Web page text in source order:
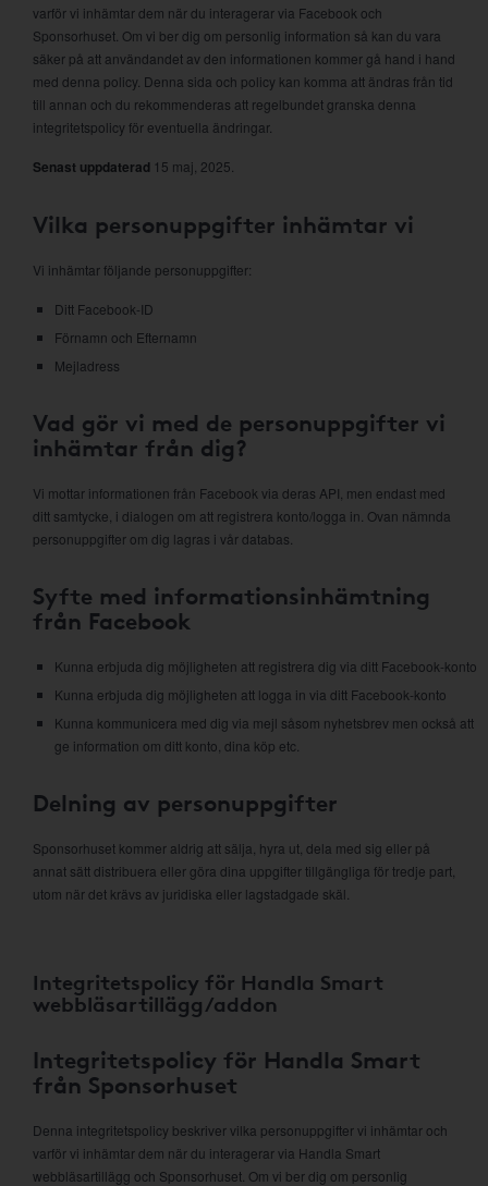
varför vi inhämtar dem när du interagerar via Facebook och
Sponsorhuset. Om vi ber dig om personlig information så kan du vara
säker på att användandet av den informationen kommer gå hand i hand
med denna policy. Denna sida och policy kan komma att ändras från tid
till annan och du rekommenderas att regelbundet granska denna
integritetspolicy för eventuella ändringar.
Senast uppdaterad 15 maj, 2025.
Vilka personuppgifter inhämtar vi
Vi inhämtar följande personuppgifter:
Ditt Facebook-ID
Förnamn och Efternamn
Mejladress
Vad gör vi med de personuppgifter vi
inhämtar från dig?
Vi mottar informationen från Facebook via deras API, men endast med
ditt samtycke, i dialogen om att registrera konto/logga in. Ovan nämnda
personuppgifter om dig lagras i vår databas.
Syfte med informationsinhämtning
från Facebook
Kunna erbjuda dig möjligheten att registrera dig via ditt Facebook-konto
Kunna erbjuda dig möjligheten att logga in via ditt Facebook-konto
Kunna kommunicera med dig via mejl såsom nyhetsbrev men också att
ge information om ditt konto, dina köp etc.
Delning av personuppgifter
Sponsorhuset kommer aldrig att sälja, hyra ut, dela med sig eller på
annat sätt distribuera eller göra dina uppgifter tillgängliga för tredje part,
utom när det krävs av juridiska eller lagstadgade skäl.
Integritetspolicy för Handla Smart
webbläsartillägg/addon
Integritetspolicy för Handla Smart
från Sponsorhuset
Denna integritetspolicy beskriver vilka personuppgifter vi inhämtar och
varför vi inhämtar dem när du interagerar via Handla Smart
webbläsartillägg och Sponsorhuset. Om vi ber dig om personlig